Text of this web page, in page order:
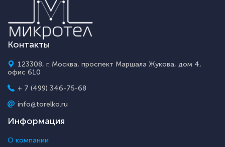
Контакты
123308, г. Москва, проспект Маршала Жукова, дом 4,
офис 610
+ 7 (499) 346-75-68
info@torelko.ru
Информация
О компании